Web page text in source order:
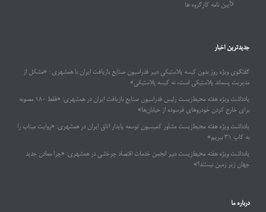
آیین نامه کارگروه ها
جدیدترین اخبار
گفتگوی ویژه روز بدون کیسه پلاستیکی دبیر فدراسیون صنایع بازیافت ایران با همشهری : «مشکل از
مدیریت پسماند پلاستیکی است، نه کیسه پلاستیکی»
یادداشت ویژه هفته محیط‌زیست رئیس فدراسیون صنایع بازیافت ایران در همشهری: «فقط ۱۸۰ مصوبه
برای خارج کردن خودروهای فرسوده از خیابان‌ها»
یادداشت ویژه هفته محیط‌زیست مشاور کمیسیون توسعه پایدار اتاق ایران در همشهری: «روایت میناب را
به کاپ ۳۱ ببریم»
یادداشت ویژه هفته محیط‌زیست دبیر انجمن خدمات اقتصاد چرخشی در همشهری: «چرا معادن جدید
جهان زیر زمین نیستند؟»
درباره ما